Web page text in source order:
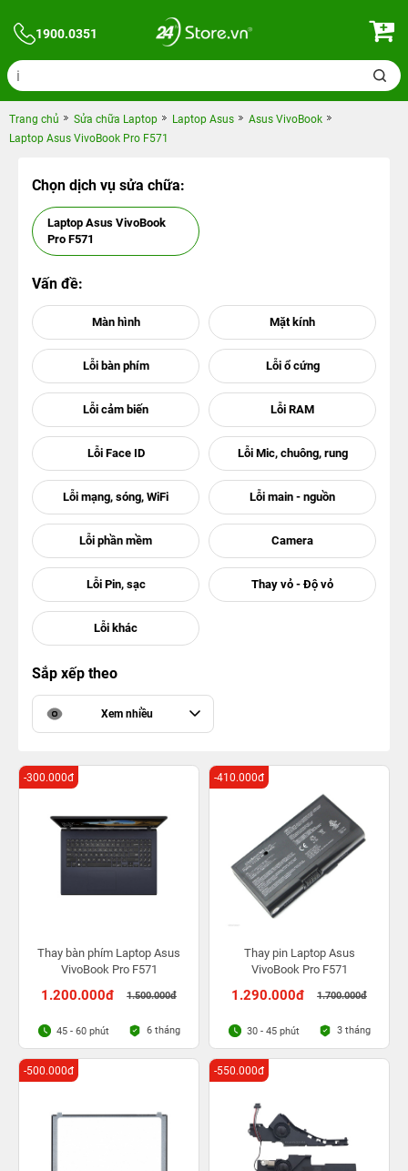
1900.0351
Trang chủ Sửa chữa Laptop Laptop Asus
Asus VivoBook
Laptop Asus VivoBook Pro F571
Chọn dịch vụ sửa chữa:
Laptop Asus VivoBook
Pro F571
Vấn đề:
Sắp xếp theo
Xem nhiều
Thay bàn phím Laptop Asus
VivoBook Pro F571
1.200.000đ 1.500.000đ
-300.000đ
45 - 60 phút 6 tháng
Thay pin Laptop Asus
VivoBook Pro F571
1.290.000đ 1.700.000đ
-410.000đ
30 - 45 phút 3 tháng
-500.000đ -550.000đ